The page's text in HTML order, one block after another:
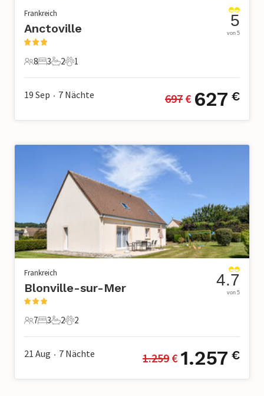
Frankreich
Anctoville
8 Gäste
8
3 Schlafzimmer
3
2 Badezimmer
2
1 Haustier
1
5
von 5
19 Sep • 7 Nächte 697 € 627 €
Frankreich
Blonville-sur-Mer
7 Gäste
7
3 Schlafzimmer
3
2 Badezimmer
2
2 Haustiere
2
4.7
von 5
21 Aug • 7 Nächte 1.259 € 1.257 €